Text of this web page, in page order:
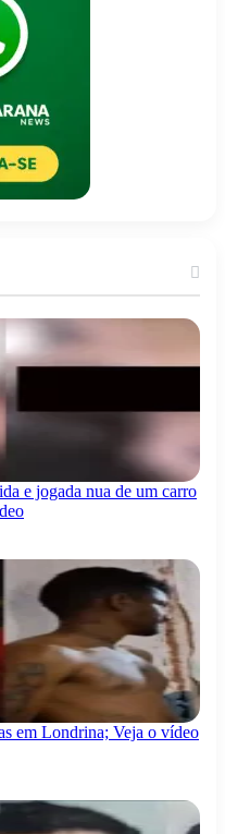
e jogada nua de um carro
em Londrina; Veja o vídeo